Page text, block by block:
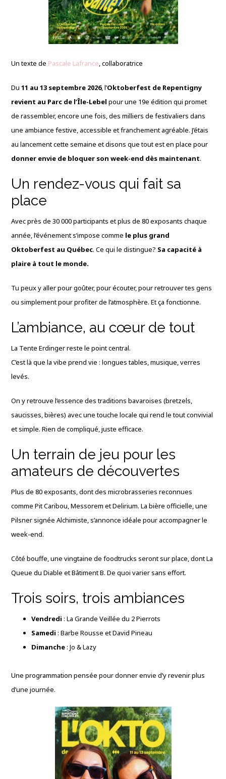
Un texte de Pascale Lafrance, collaboratrice
Du11 au 13 septembre 2026, l’Oktoberfest de Repentigny
revient au Parc de l’Île-Lebel pour une 19e édition qui promet
de rassembler, encore une fois, des milliers de festivaliers dans
une ambiance festive, accessible et franchement agréable. J’étais
au lancement cette semaine et disons que tout est en place pour
donner envie de bloquer son week-end dès maintenant.
Un rendez-vous qui fait sa
place
Avec près de 30 000 participants et plus de 80 exposants chaque
année, l’événement s’impose comme le plus grand
Oktoberfest au Québec. Ce qui le distingue? Sa capacité à
plaire à tout le monde.
Tu peux y aller pour goûter, pour écouter, pour retrouver tes gens
ou simplement pour profiter de l’atmosphère. Et ça fonctionne.
L’ambiance, au cœur de tout
La Tente Erdinger reste le point central.
C’est là que la vibe prend vie : longues tables, musique, verres
levés.
On y retrouve l’essence des traditions bavaroises (bretzels,
saucisses, bières) avec une touche locale qui rend le tout convivial
et simple. Rien de compliqué, juste efficace.
Un terrain de jeu pour les
amateurs de découvertes
Plus de 80 exposants, dont des microbrasseries reconnues
comme Pit Caribou, Messorem et Delirium. La bière officielle, une
Pilsner signée Alchimiste, s’annonce idéale pour accompagner le
week-end.
Côté bouffe, une vingtaine de foodtrucks seront sur place, dont La
Queue du Diable et Bâtiment B. De quoi varier sans effort.
Trois soirs, trois ambiances
Vendredi : La Grande Veillée du 2 Pierrots
Samedi : Barbe Rousse et David Pineau
Dimanche: Jo & Lazy
Une programmation pensée pour donner envie d’y revenir plus
d’une journée.